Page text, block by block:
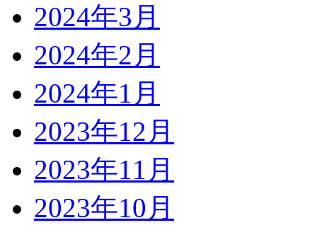
2024年3月
2024年2月
2024年1月
2023年12月
2023年11月
2023年10月